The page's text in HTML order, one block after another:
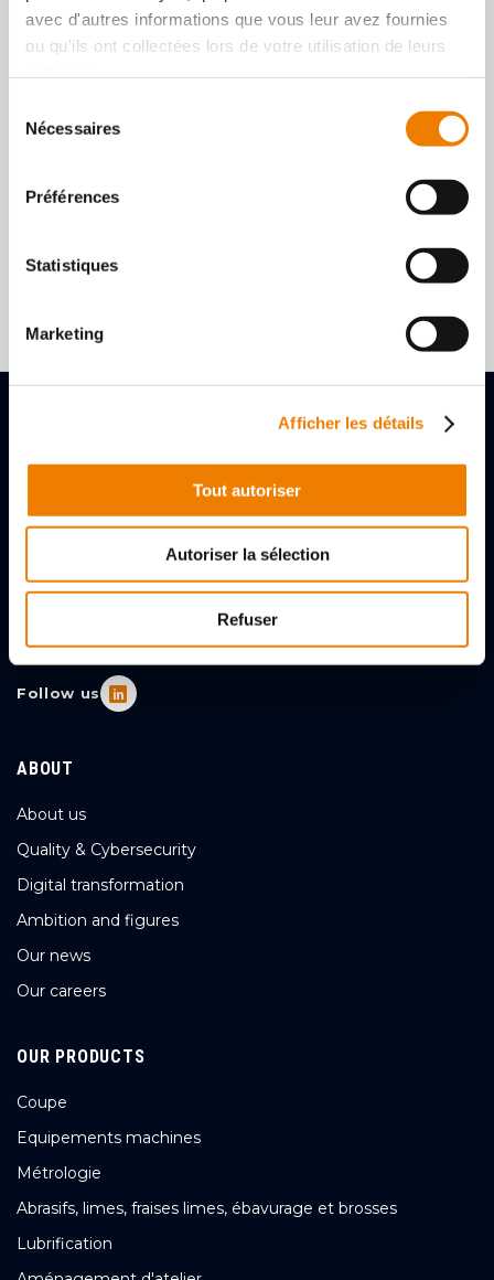
avec d'autres informations que vous leur avez fournies
ou qu'ils ont collectées lors de votre utilisation de leurs
Nécessaires
Préférences
Statistiques
Marketing
Afficher les détails
Tout autoriser
Autoriser la sélection
Refuser
Contact our customer service
2, rue des Gladiateurs
+33 (0)243256056
Follow us
ABOUT
About us
Quality & Cybersecurity
Digital transformation
Ambition and figures
Our news
Our careers
OUR PRODUCTS
Coupe
Equipements machines
Métrologie
Abrasifs, limes, fraises limes, ébavurage et brosses
Lubrification